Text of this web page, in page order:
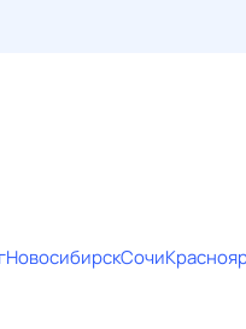
НовосибирскСочи